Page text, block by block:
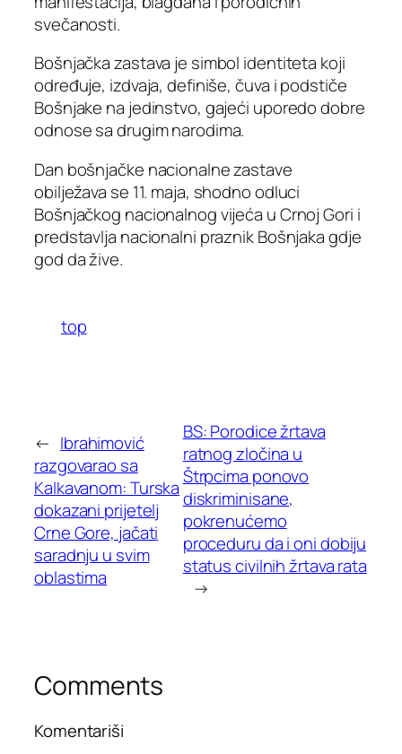
svečanosti.
Bošnjačka zastava je simbol identiteta koji
određuje, izdvaja, definiše, čuva i podstiče
Bošnjake na jedinstvo, gajeći uporedo dobre
odnose sa drugim narodima.
Dan bošnjačke nacionalne zastave
obilježava se 11. maja, shodno odluci
Bošnjačkog nacionalnog vijeća u Crnoj Gori i
predstavlja nacionalni praznik Bošnjaka gdje
god da žive.
top
← Ibrahimović
razgovarao sa
Kalkavanom: Turska
dokazani prijetelj
Crne Gore, jačati
saradnju u svim
oblastima
BS: Porodice žrtava
ratnog zločina u
Štrpcima ponovo
diskriminisane,
pokrenućemo
proceduru da i oni dobiju
status civilnih žrtava rata
→
Comments
Komentariši